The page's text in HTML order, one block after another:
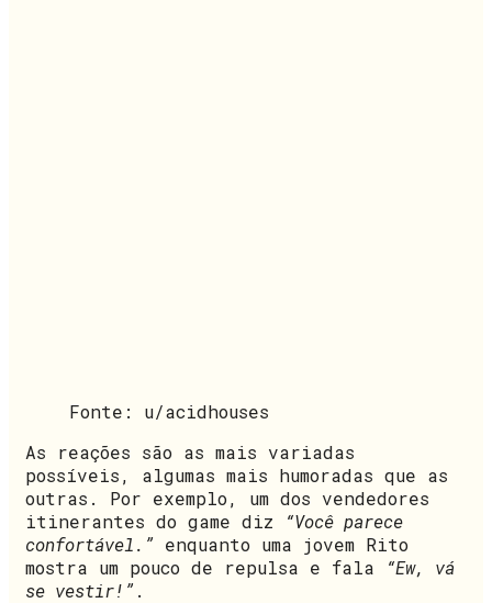
Fonte: u/acidhouses
As reações são as mais variadas
possíveis, algumas mais humoradas que as
outras. Por exemplo, um dos vendedores
itinerantes do game diz
“Você parece
confortável.” enquanto uma jovem Rito
mostra um pouco de repulsa e fala
“Ew, vá
se vestir!” .